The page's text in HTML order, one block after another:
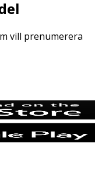
vill prenumerera